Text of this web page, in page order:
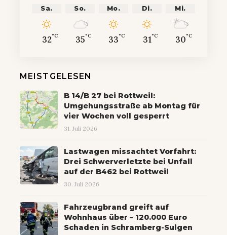
Sa.
32°C
So.
35°C
Mo.
33°C
Di.
31°C
Mi.
30°C
MEISTGELESEN
B 14/B 27 bei Rottweil:
Umgehungsstraße ab Montag für
vier Wochen voll gesperrt
31. Juli 2026
Lastwagen missachtet Vorfahrt:
Drei Schwerverletzte bei Unfall
auf der B462 bei Rottweil
30. Juli 2026
Fahrzeugbrand greift auf
Wohnhaus über – 120.000 Euro
Schaden in Schramberg-Sulgen